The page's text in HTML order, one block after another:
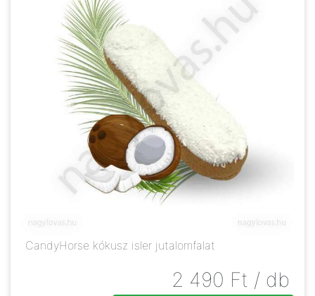
CandyHorse kókusz isler jutalomfalat
2 490 Ft / db